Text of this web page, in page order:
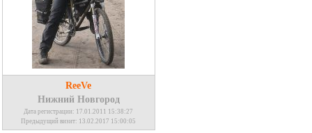
ReeVe
Нижний Новгород
Дата регистрации: 17.01.2011 15:38:27
Предыдущий визит: 13.02.2017 15:00:05